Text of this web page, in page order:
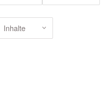
Inhalte